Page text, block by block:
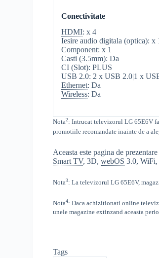
Conectivitate
HDMI: x 4
Iesire audio digitala (optica): x
Component: x 1
Casti (3.5mm): Da
CI (Slot): PLUS
USB 2.0: 2 x USB 2.0|1 x
Ethernet: Da
Wireless: Da
Nota2: Intrucat televizorulLG 65E6V
promotiile recomandate inainte de a
Aceasta este pagina de
Smart TV, 3D,webOS 3.0,
Nota3: La televizorulLG 65E6V,
Nota4: Daca achizitionati online
unele magazine extinzand aceasta
Tags